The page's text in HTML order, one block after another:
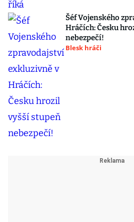
Šéf Vojenského
Hráčích: Česku
nebezpečí!
Blesk hráči